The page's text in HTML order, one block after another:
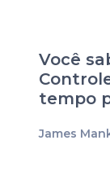
Você
tempo
James